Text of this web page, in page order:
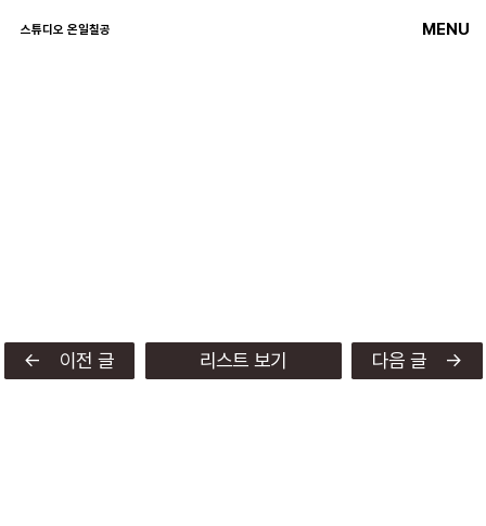
스튜디오 온일칠공 MENU
← 이전 글 리스트 보기 다음 글 →